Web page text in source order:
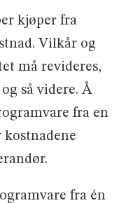
kjøper fra
Vilkår og
må revideres,
så videre. Å
fra en
fra én